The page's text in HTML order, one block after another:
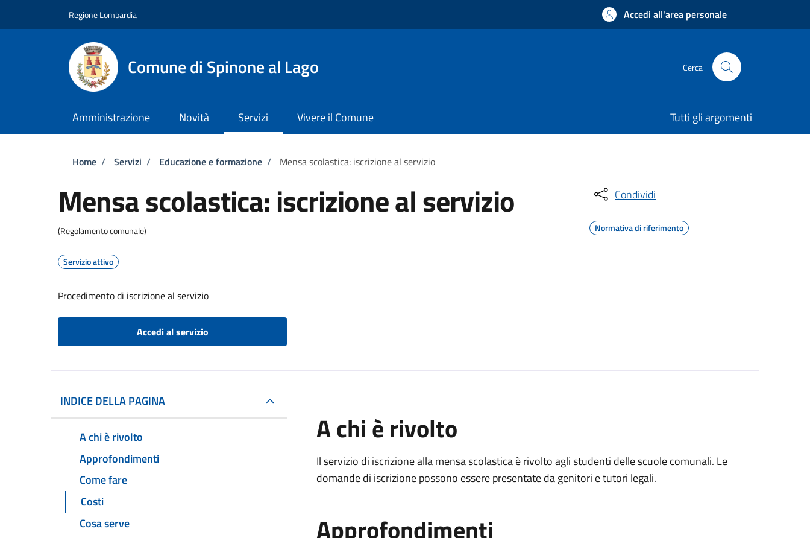
Regione Lombardia Accedi all'area personale
Comune di Spinone al Lago Cerca
Amministrazione Novità Servizi Vivere il Comune Tutti gli argomenti
Briciole di pane
Home / Servizi / Educazione e formazione / Mensa scolastica: iscrizione al servizio
Mensa scolastica: iscrizione al servizio
(Regolamento comunale)
Servizio attivo
Procedimento di iscrizione al servizio
Accedi al servizio
Condividi
Normativa di riferimento
INDICE DELLA PAGINA
A chi è rivolto
Approfondimenti
Come fare
Costi
Cosa serve
A chi è rivolto
Il servizio di iscrizione alla mensa scolastica è rivolto agli studenti delle scuole comunali. Le
domande di iscrizione possono essere presentate da genitori e tutori legali.
Approfondimenti